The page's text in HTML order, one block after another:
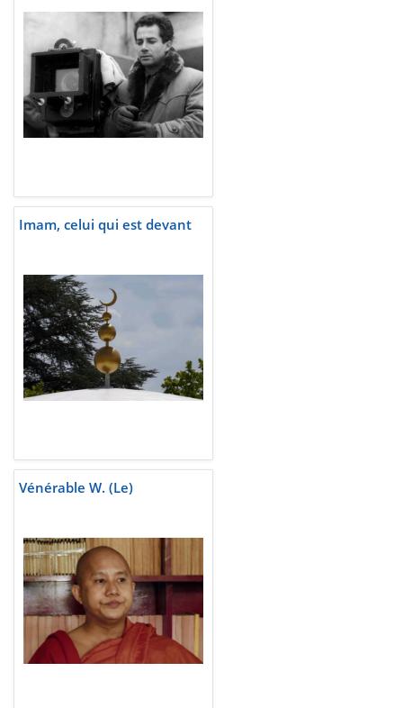
Imam, celui qui est devant
Vénérable W. (Le)